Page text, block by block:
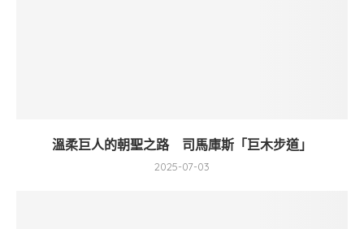
溫柔巨人的朝聖之路 司馬庫斯「巨木步道」
2025-07-03